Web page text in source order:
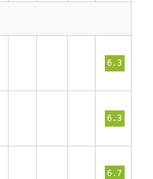
6.3
6.3
6.7